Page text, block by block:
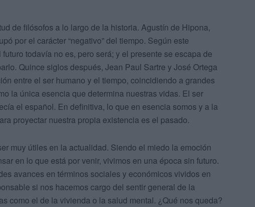
de filósofos a lo largo de la historia. Agustín de Hipona,
por el carácter “negativo” del tiempo. Según este
todavía no es, pero será; y el presente se escapa de
Quince siglos después, Jean Paul Sartre y José Ortega
entre el ser humano y el tiempo, coincidiendo a grandes
la única esencia que determina nuestras vidas. El ser
el español. En definitiva, lo que en esencia somos y a la
proyectar nuestra propia existencia es el pasado.
muy útiles en la actualidad. Siendo el miedo la emoción
en lo que está por venir, vivimos en una época sin futuro.
avances en términos sociales y económicos vividos en
si nos hacemos cargo del sentir general de la
como el de la vivienda o la salud mental. ¿Qué nos queda?